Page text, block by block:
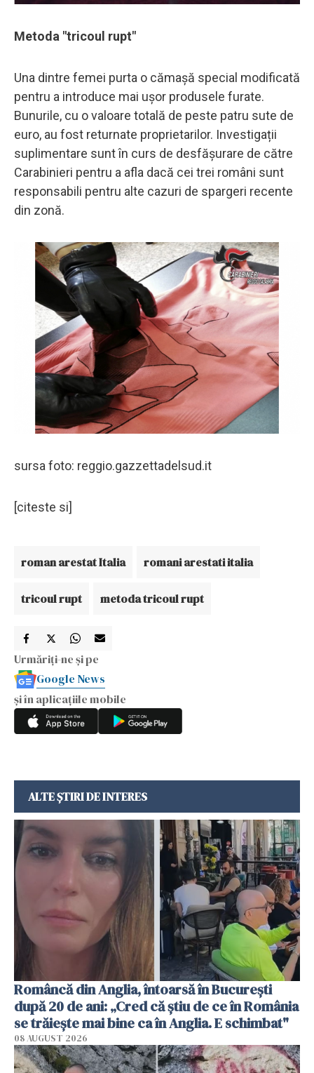
Metoda "tricoul rupt"
Una dintre femei purta o cămașă special modificată
pentru a introduce mai ușor produsele furate.
Bunurile, cu o valoare totală de peste patru sute de
euro, au fost returnate proprietarilor. Investigații
suplimentare sunt în curs de desfășurare de către
Carabinieri pentru a afla dacă cei trei români sunt
responsabili pentru alte cazuri de spargeri recente
din zonă.
sursa foto: reggio.gazzettadelsud.it
[citeste si]
roman arestat Italia romani arestati italia
tricoul rupt metoda tricoul rupt
Urmăriți-ne și pe
Google News
și în aplicațiile mobile
ALTE ȘTIRI DE INTERES
Româncă din Anglia, întoarsă în București
după 20 de ani: „Cred că știu de ce în România
se trăiește mai bine ca în Anglia. E schimbat"
08 AUGUST 2026